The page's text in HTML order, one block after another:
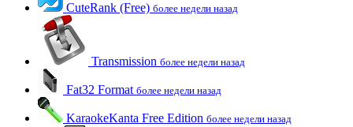
CuteRank (Free) более недели назад
Transmission более недели назад
Fat32 Format более недели назад
KaraokeKanta Free Edition более недели назад